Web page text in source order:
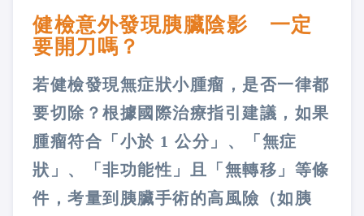
健檢意外發現胰臟陰影 一定
要開刀嗎？
若健檢發現無症狀小腫瘤，是否一律都
要切除？根據國際治療指引建議，如果
腫瘤符合「小於 1 公分」、「無症
狀」、「非功能性」且「無轉移」等條
件，考量到胰臟手術的高風險（如胰